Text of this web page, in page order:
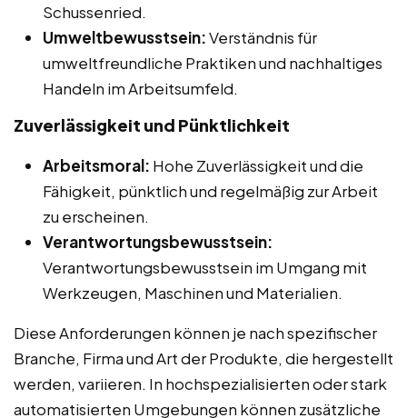
Schussenried.
Umweltbewusstsein:Verständnis für
umweltfreundliche Praktiken und nachhaltiges
Handeln im Arbeitsumfeld.
Zuverlässigkeit und Pünktlichkeit
Arbeitsmoral: Hohe Zuverlässigkeit und die
Fähigkeit, pünktlich und regelmäßig zur Arbeit
zu erscheinen.
Verantwortungsbewusstsein:
Verantwortungsbewusstsein im Umgang mit
Werkzeugen, Maschinen und Materialien.
Diese Anforderungen können je nach spezifischer
Branche, Firma und Art der Produkte, die hergestellt
werden, variieren. In hochspezialisierten oder stark
automatisierten Umgebungen können zusätzliche